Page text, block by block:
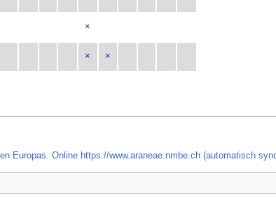
×
× ×
Europas. Online https://www.araneae.nmbe.ch (automatisch